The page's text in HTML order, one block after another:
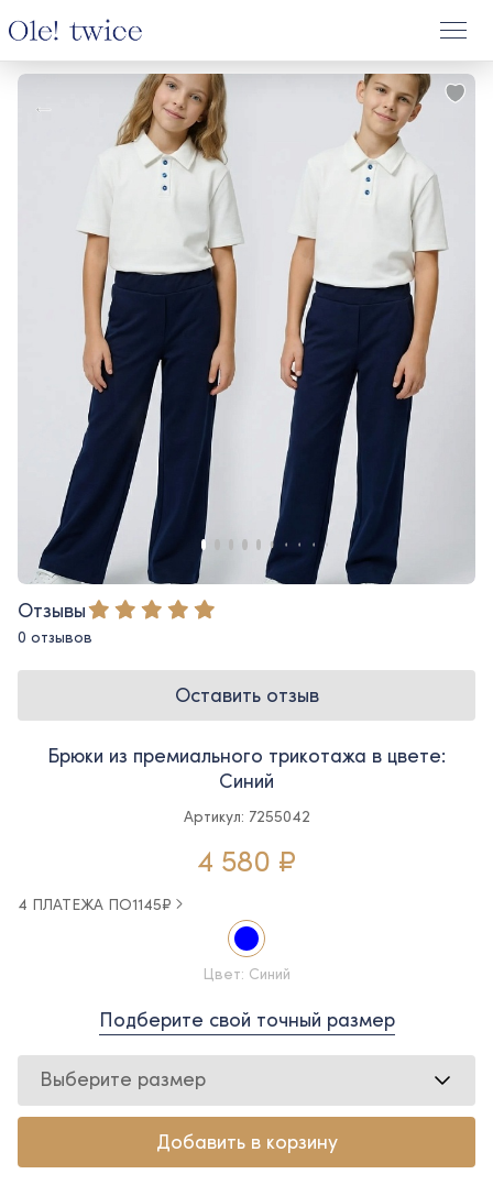
Отзывы
0 отзывов
Оставить отзыв
Брюки из премиального трикотажа в цвете:
Синий
Артикул: 7255042
4 580 ₽
4 ПЛАТЕЖА ПО1145₽
Цвет: Синий
Подберите свой точный размер
Выберите размер
Добавить в корзину